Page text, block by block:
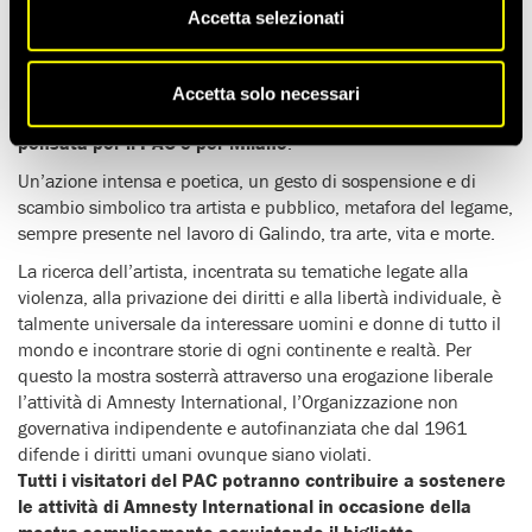
Accetta selezionati
Accetta solo necessari
grande mostra personale e una nuova
51esima Biennale di Venezia come migliore giovane artista. In
occasione dell’opening, il24 marzo, l’artista guatemalteca
pensata per il PAC e per Milano.
Un’azione intensa e poetica, un gesto di sospensione e di
scambio simbolico tra artista e pubblico, metafora del legame,
sempre presente nel lavoro di Galindo, tra arte, vita e morte.
La ricerca dell’artista, incentrata su tematiche legate alla
violenza, alla privazione dei diritti e alla libertà individuale, è
talmente universale da interessare uomini e donne di tutto il
mondo e incontrare storie di ogni continente e realtà. Per
questo la mostra sosterrà attraverso una erogazione liberale
l’attività di Amnesty International, l’Organizzazione non
governativa indipendente e autofinanziata che dal 1961
difende i diritti umani ovunque siano violati.
Tutti i visitatori del PAC potranno contribuire a sostenere
le attività di Amnesty International in occasione della